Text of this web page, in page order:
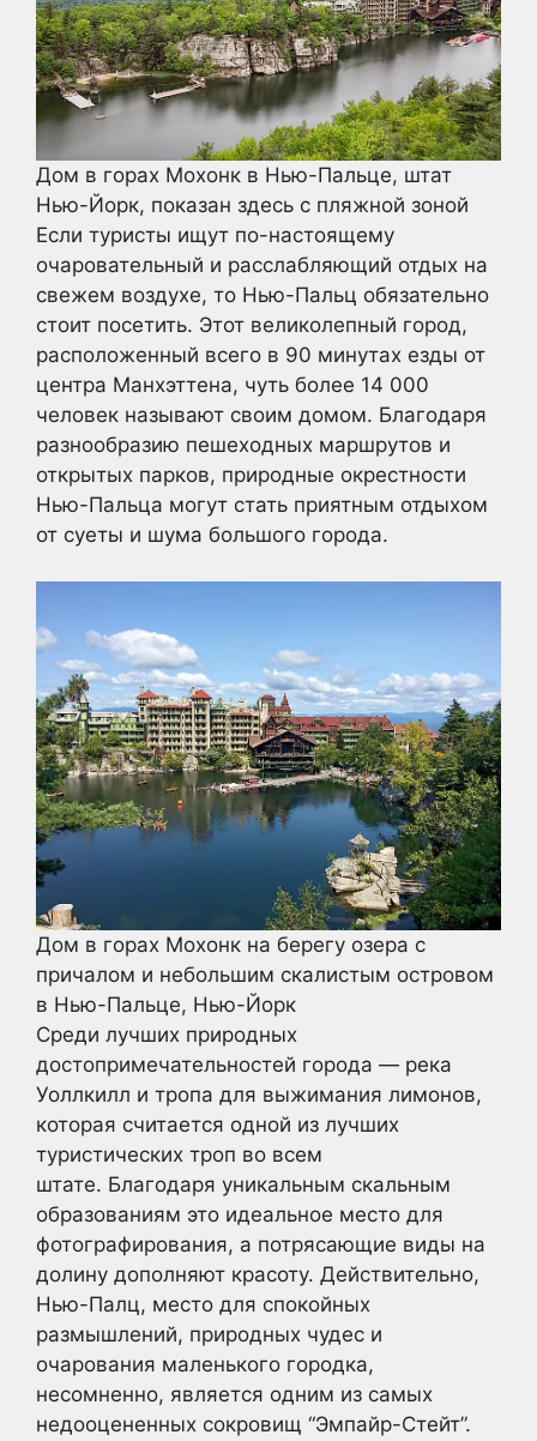
Дом в горах Мохонк в Нью-Пальце, штат
Нью-Йорк, показан здесь с пляжной зоной
Если туристы ищут по-настоящему
очаровательный и расслабляющий отдых на
свежем воздухе, то Нью-Пальц обязательно
стоит посетить. Этот великолепный город,
расположенный всего в 90 минутах езды от
центра Манхэттена, чуть более 14 000
человек называют своим домом. Благодаря
разнообразию пешеходных маршрутов и
открытых парков, природные окрестности
Нью-Пальца могут стать приятным отдыхом
от суеты и шума большого города.
Дом в горах Мохонк на берегу озера с
причалом и небольшим скалистым островом
в Нью-Пальце, Нью-Йорк
Среди лучших природных
достопримечательностей города — река
Уоллкилл и тропа для выжимания лимонов,
которая считается одной из лучших
туристических троп во всем
штате. Благодаря уникальным скальным
образованиям это идеальное место для
фотографирования, а потрясающие виды на
долину дополняют красоту. Действительно,
Нью-Палц, место для спокойных
размышлений, природных чудес и
очарования маленького городка,
несомненно, является одним из самых
недооцененных сокровищ “Эмпайр-Стейт”.